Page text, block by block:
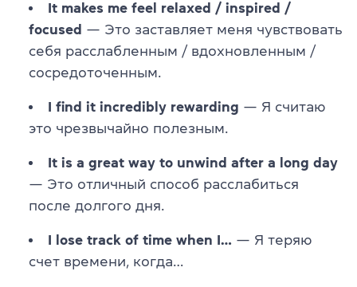
It makes me feel relaxed / inspired /
focused — Это заставляет меня чувствовать
себя расслабленным / вдохновленным /
сосредоточенным.
I find it incredibly rewarding — Я считаю
это чрезвычайно полезным.
It is a great way to unwind after a long day
— Это отличный способ расслабиться
после долгого дня.
I lose track of time when I… — Я теряю
счет времени, когда…